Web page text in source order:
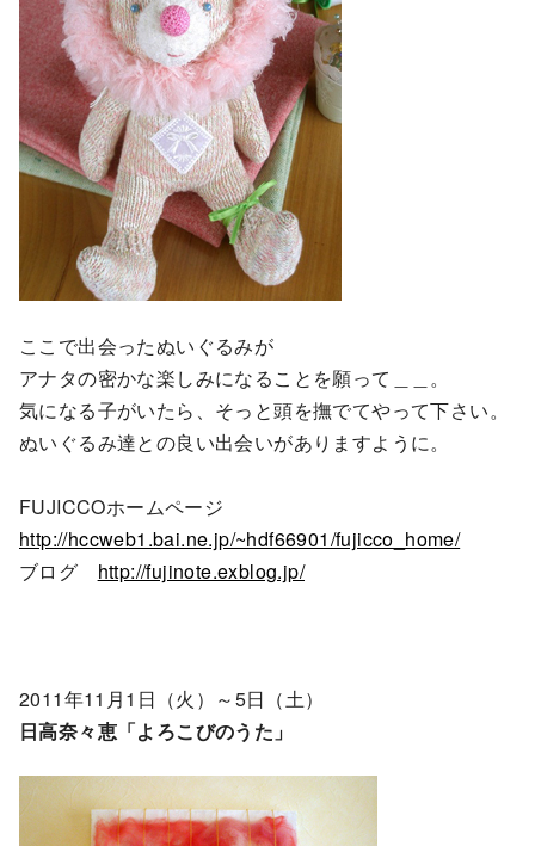
ここで出会ったぬいぐるみが
アナタの密かな楽しみになることを願って＿＿。
気になる子がいたら、そっと頭を撫でてやって下さい。
ぬいぐるみ達との良い出会いがありますように。
FUJICCOホームページ
http://hccweb1.bai.ne.jp/~hdf66901/fujicco_home/
ブログ http://fujinote.exblog.jp/
2011年11月1日（火）～5日（土）
日高奈々恵「よろこびのうた」